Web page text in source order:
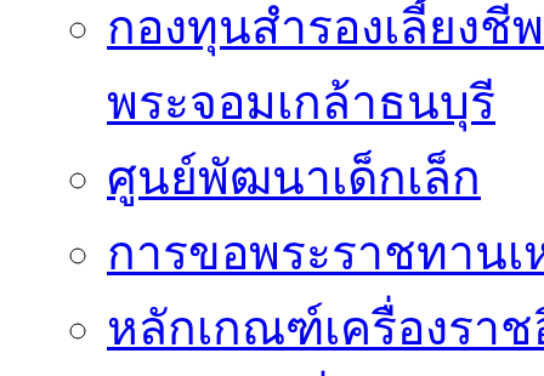
กองทุนสำรองเลี้ยง
พระจอมเกล้าธนบุรี
ศูนย์พัฒนาเด็กเล็ก
การขอพระราชทาน
หลักเกณฑ์เครื่องรา